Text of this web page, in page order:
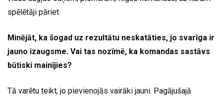
spēlētāji pāriet.
Minējāt, ka šogad uz rezultātu neskatāties, jo svarīga ir
jauno izaugsme. Vai tas nozīmē, ka komandas sastāvs
būtiski mainījies?
Tā varētu teikt, jo pievienojās vairāki jauni. Pagājušajā